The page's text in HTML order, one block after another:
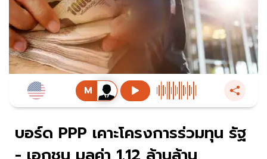
บอร์ด PPP เคาะโครงการร่วมทุน รัฐ